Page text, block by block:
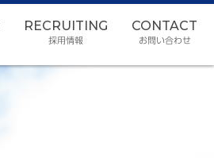
RECRUITING
採用情報
CONTACT
お問い合わせ